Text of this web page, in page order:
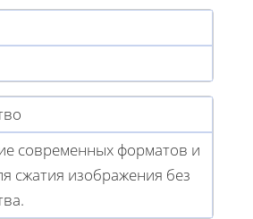
современных форматов и
сжатия изображения без